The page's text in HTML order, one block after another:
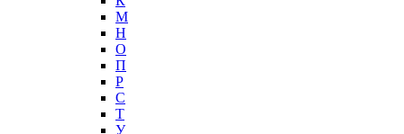
М
Н
О
П
Р
С
Т
У